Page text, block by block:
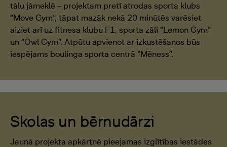
tālu jāmeklē – projektam pretī atrodas sporta klubs
“Move Gym”, tāpat mazāk nekā 20 minūtēs varēsiet
aiziet arī uz fitnesa klubu F1, sporta zāli “Lemon Gym”
un “Owl Gym”. Atpūtu apvienot ar izkustēšanos būs
iespējams boulinga sporta centrā “Mēness”.
Skolas un bērnudārzi
Jaunā projekta apkārtnē pieejamas izglītības iestādes